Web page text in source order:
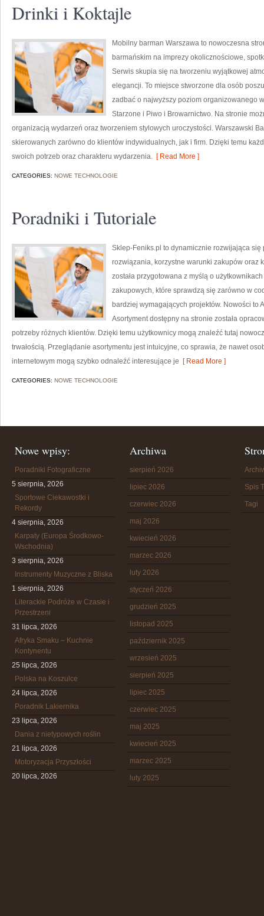
Drinki i Koktajle
Mobilny barman Warszawa to nowoczesna
barmańskim na imprezy okolicznościowe,
Serwis skupia się na tworzeniu wyjątkowej
elegancji. To miejsce stworzone dla osób
zadbać o najwyższy poziom organizowanego
Starzone i Piwo i Browarnictwo. Na stronie
organizacją wydarzeń oraz tworzeniem stylowych uroczystości. Warszawski
skierowanych zarówno do klientów indywidualnych, jak i firm. Dzięki temu
swoich potrzeb oraz charakteru wydarzenia. [ Read More ]
CATEGORIES: NOWE TECHNOLOGIE
Poradniki i Tutoriale
Sklep-Feniks.pl to dynamicznie rozwijająca
rozwiązania, korzystne warunki zakupów oraz
została przygotowana z myślą o
zakupowych, które sprawdzą się zarówno w
bardziej wymagających projektów. Nowości to
Asortyment dostępny na stronie została
potrzeby różnych klientów. Dzięki temu użytkownicy mogą znaleźć tutaj
trwałością. Przeglądanie asortymentu jest intuicyjne, co sprawia, że nawet
internetowym mogą szybko odnaleźć interesujące je [ Read More ]
CATEGORIES: NOWE TECHNOLOGIE
Nowe wpisy:
Poradniki Fotograficzne
5 sierpnia, 2026
Sportowe Ciekawostki i
Rekordy
4 sierpnia, 2026
Karpaty (Europa Środkowo-
Wschodnia)
3 sierpnia, 2026
Instrumenty Muzyczne z Bliska
1 sierpnia, 2026
Literackie Podróże w Czasie i
Przestrzeni
31 lipca, 2026
Afryka Smaku – Kuchnie
Kontynentu
25 lipca, 2026
Polska na Koszulce
24 lipca, 2026
Poradnik Lakiernika
23 lipca, 2026
Dania z nietypowych roślin
21 lipca, 2026
Motoryzacja Przyszłości
20 lipca, 2026
Archiwa
sierpień 2026
lipiec 2026
czerwiec 2026
maj 2026
kwiecień 2026
marzec 2026
luty 2026
styczeń 2026
grudzień 2025
listopad 2025
październik 2025
wrzesień 2025
sierpień 2025
lipiec 2025
czerwiec 2025
maj 2025
kwiecień 2025
marzec 2025
luty 2025
Spis
Tagi